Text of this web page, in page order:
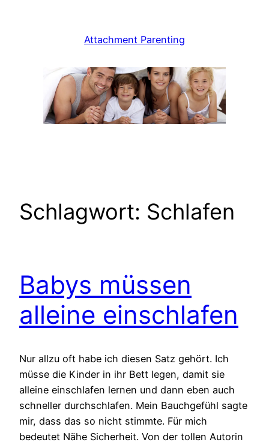
Attachment Parenting
Schlagwort: Schlafen
Babys müssen
alleine einschlafen
Nur allzu oft habe ich diesen Satz gehört. Ich
müsse die Kinder in ihr Bett legen, damit sie
alleine einschlafen lernen und dann eben auch
schneller durchschlafen. Mein Bauchgefühl sagte
mir, dass das so nicht stimmte. Für mich
bedeutet Nähe Sicherheit. Von der tollen Autorin